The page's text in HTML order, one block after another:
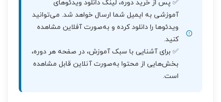
✅ پس از خرید دوره، لینک دانلود ویدئوهای
آموزشی به ایمیل شما ارسال خواهد شد. می‌توانید
ویدئوها را دانلود کرده و به‌صورت آفلاین مشاهده
کنید.
✅ برای آشنایی با سبک آموزش، در صفحه هر دوره،
بخش‌هایی از محتوا به‌صورت آنلاین قابل مشاهده
است.